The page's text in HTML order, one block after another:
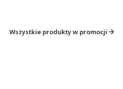
Wszystkie produkty w promocji